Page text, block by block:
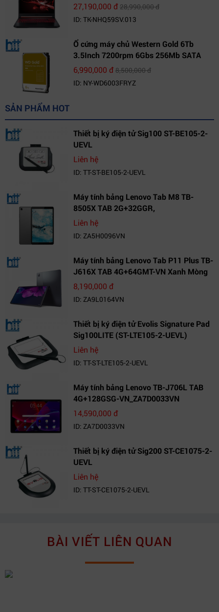
| 1TB HDD | GeForce GTX 1650 4GB |
27,190,000 đ28,990,000 đ
ID: TK-NHQ59SV.013
Ổ cứng máy chủ Western Gold 6Tb
3.5Inch 7200rpm 6Gbs 256Mb SATA
(WD6003FRYZ)
6,990,000 đ8,500,000 đ
ID: NY-WD6003FRYZ
SẢN PHẨM HOT
Thiết bị ký điện tử Sig100 ST-BE105-2-
UEVL
Liên hệ
ID: TT-ST-BE105-2-UEVL
Máy tính bảng Lenovo Tab M8 TB-
8505X TAB 2G+32GGR,
VN_ZA5H0096VN
Liên hệ
ID: ZA5H0096VN
Máy tính bảng Lenovo Tab P11 Plus TB-
J616X TAB 4G+64GMT-VN Xanh Mòng
Két_ZA9L0164VN
8,190,000 đ
ID: ZA9L0164VN
Thiết bị ký điện tử Evolis Signature Pad
Sig100LITE (ST-LTE105-2-UEVL)
Liên hệ
ID: TT-ST-LTE105-2-UEVL
Máy tính bảng Lenovo TB-J706L TAB
4G+128GSG-VN_ZA7D0033VN
14,590,000 đ
ID: ZA7D0033VN
Thiết bị ký điện tử Sig200 ST-CE1075-2-
UEVL
Liên hệ
ID: TT-ST-CE1075-2-UEVL
BÀI VIẾT LIÊN QUAN